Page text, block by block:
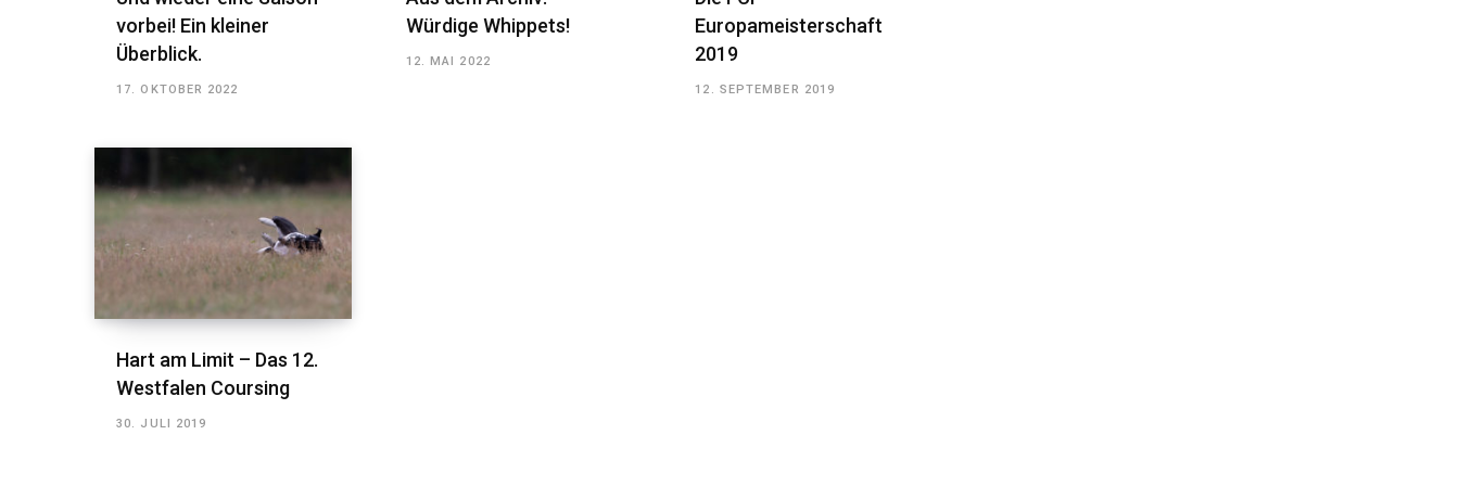
vorbei! Ein kleiner
Überblick.
17. OKTOBER 2022
Würdige Whippets!
12. MAI 2022
Europameisterschaft
2019
12. SEPTEMBER 2019
Hart am Limit – Das 12.
Westfalen Coursing
30. JULI 2019